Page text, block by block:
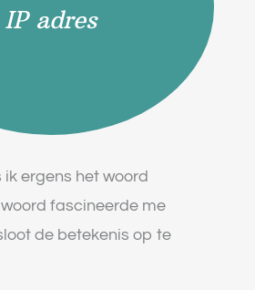
IP adres
ergens het woord
fascineerde me
de betekenis op te